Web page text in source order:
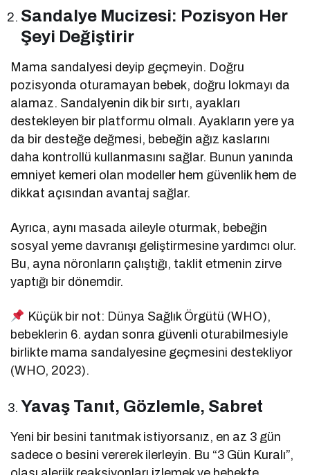
Sandalye Mucizesi: Pozisyon Her
Şeyi Değiştirir
Mama sandalyesi deyip geçmeyin. Doğru
pozisyonda oturamayan bebek, doğru lokmayı da
alamaz. Sandalyenin dik bir sırtı, ayakları
destekleyen bir platformu olmalı. Ayakların yere ya
da bir desteğe değmesi, bebeğin ağız kaslarını
daha kontrollü kullanmasını sağlar. Bunun yanında
emniyet kemeri olan modeller hem güvenlik hem de
dikkat açısından avantaj sağlar.
Ayrıca, aynı masada aileyle oturmak, bebeğin
sosyal yeme davranışı geliştirmesine yardımcı olur.
Bu, ayna nöronların çalıştığı, taklit etmenin zirve
yaptığı bir dönemdir.
Küçük bir not: Dünya Sağlık Örgütü (WHO),
bebeklerin 6. aydan sonra güvenli oturabilmesiyle
birlikte mama sandalyesine geçmesini destekliyor
(WHO, 2023).
Yavaş Tanıt, Gözlemle, Sabret
Yeni bir besini tanıtmak istiyorsanız, en az 3 gün
sadece o besini vererek ilerleyin. Bu “3 Gün Kuralı”,